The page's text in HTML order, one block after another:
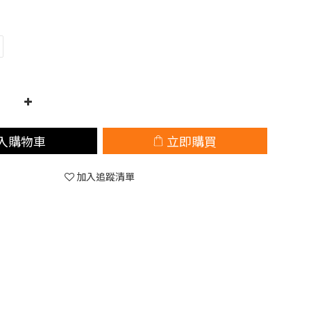
購物車 立即購買
加入追蹤清單